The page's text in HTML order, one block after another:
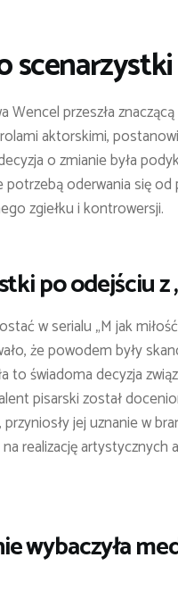
scenarzystki
przeszła
aktorskimi,
o zmianie była
oderwania się od
zgiełku i kontrowersji.
po odejściu z
w serialu „M jak
że powodem były
to świadoma decyzja
pisarski został
, przyniosły jej uznanie w
realizację artystycznych
wybaczyła